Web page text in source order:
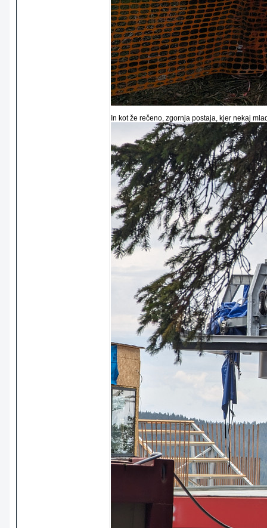
In kot že rečeno, zgornja postaja, kjer nekaj